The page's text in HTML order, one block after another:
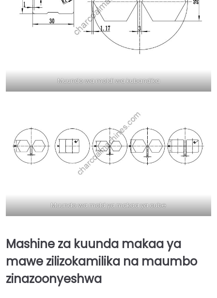
Muundo wa moldi wa kubandika
Muundo wa mold ya makaa ya cube
Mashine za kuunda makaa ya
mawe zilizokamilika na maumbo
zinazoonyeshwa